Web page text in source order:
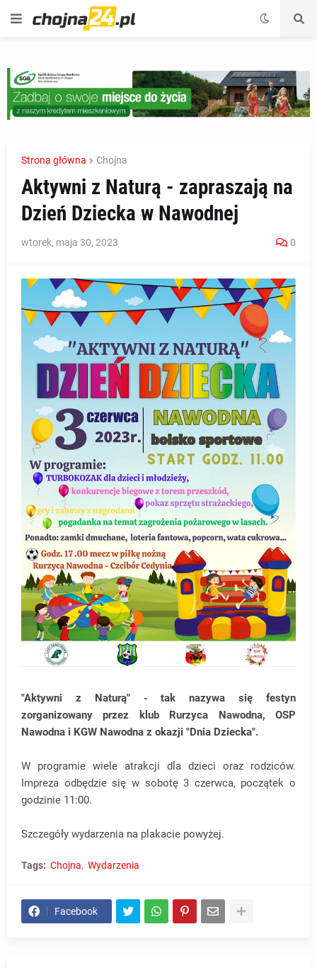
Strona główna Chojna
Aktywni z Naturą - zapraszają na
Dzień Dziecka w Nawodnej
wtorek, maja 30, 2023 0
"Aktywni z Naturą" - tak nazywa się festyn
zorganizowany przez klub Rurzyca Nawodna, OSP
Nawodna i KGW Nawodna z okazji "Dnia Dziecka".
W programie wiele atrakcji dla dzieci oraz rodziców.
Impreza odbędzie się w sobotę 3 czerwca, początek o
godzinie 11:00.
Szczegóły wydarzenia na plakacie powyżej.
Tags: Chojna Wydarzenia
Facebook